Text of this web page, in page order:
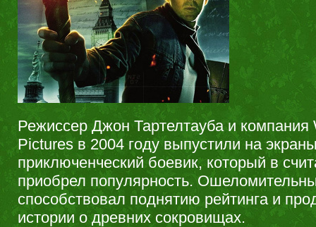
Режиссер Джон Тартелтауба и компания
Pictures в 2004 году выпустили на
приключенческий боевик, который в
приобрел популярность.
способствовал поднятию рейтинга и
истории о древних сокровищах.